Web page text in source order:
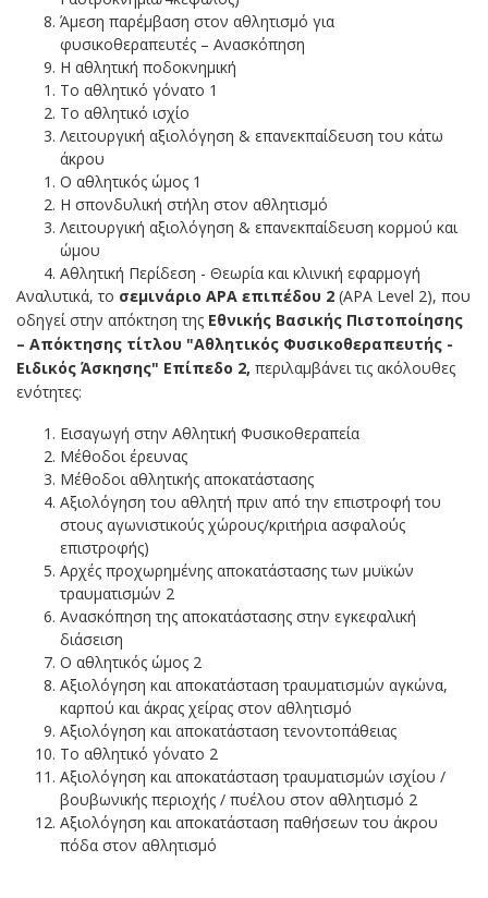
Άμεση παρέμβαση στον αθλητισμό για
φυσικοθεραπευτές – Ανασκόπηση
Η αθλητική ποδοκνημική
Το αθλητικό γόνατο 1
Το αθλητικό ισχίο
Λειτουργική αξιολόγηση & επανεκπαίδευση του κάτω
άκρου
Ο αθλητικός ώμος 1
Η σπονδυλική στήλη στον αθλητισμό
Λειτουργική αξιολόγηση & επανεκπαίδευση κορμού και
ώμου
Αθλητική Περίδεση - Θεωρία και κλινική εφαρμογή
Αναλυτικά, το σεμινάριο APA επιπέδου 2 (APA Level 2), που
οδηγεί στην απόκτηση της Εθνικής Βασικής Πιστοποίησης
– Απόκτησης τίτλου "Αθλητικός Φυσικοθεραπευτής -
Ειδικός Άσκησης" Επίπεδο 2, περιλαμβάνει τις ακόλουθες
ενότητες:
Εισαγωγή στην Αθλητική Φυσικοθεραπεία
Μέθοδοι έρευνας
Μέθοδοι αθλητικής αποκατάστασης
Αξιολόγηση του αθλητή πριν από την επιστροφή του
στους αγωνιστικούς χώρους/κριτήρια ασφαλούς
επιστροφής)
Αρχές προχωρημένης αποκατάστασης των μυϊκών
τραυματισμών 2
Ανασκόπηση της αποκατάστασης στην εγκεφαλική
διάσειση
Ο αθλητικός ώμος 2
Αξιολόγηση και αποκατάσταση τραυματισμών αγκώνα,
καρπού και άκρας χείρας στον αθλητισμό
Αξιολόγηση και αποκατάσταση τενοντοπάθειας
Το αθλητικό γόνατο 2
Αξιολόγηση και αποκατάσταση τραυματισμών ισχίου /
βουβωνικής περιοχής / πυέλου στον αθλητισμό 2
Αξιολόγηση και αποκατάσταση παθήσεων του άκρου
πόδα στον αθλητισμό